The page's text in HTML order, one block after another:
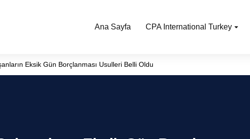
Ana Sayfa CPA International Turkey
Eksik Gün Borçlanması Usulleri Belli Oldu